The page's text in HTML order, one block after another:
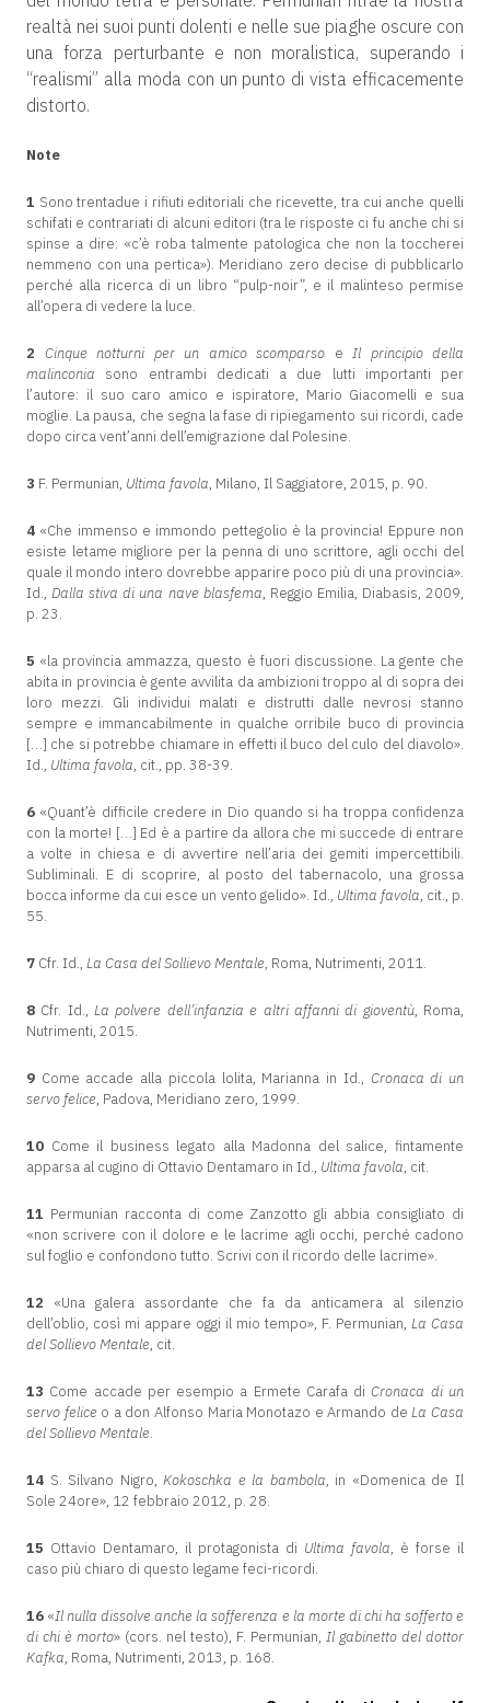
realtà nei suoi punti dolenti e nelle sue piaghe oscure con
una forza perturbante e non moralistica, superando i
“realismi” alla moda con un punto di vista efficacemente
distorto.
Note
1 Sono trentadue i rifiuti editoriali che ricevette, tra cui anche quelli
schifati e contrariati di alcuni editori (tra le risposte ci fu anche chi si
spinse a dire: «c’è roba talmente patologica che non la toccherei
nemmeno con una pertica»). Meridiano zero decise di pubblicarlo
perché alla ricerca di un libro “pulp-noir”, e il malinteso permise
all’opera di vedere la luce.
2 Cinque notturni per un amico scomparso e Il principio della
malinconia sono entrambi dedicati a due lutti importanti per
l’autore: il suo caro amico e ispiratore, Mario Giacomelli e sua
moglie. La pausa, che segna la fase di ripiegamento sui ricordi, cade
dopo circa vent’anni dell’emigrazione dal Polesine.
3 F. Permunian, Ultima favola, Milano, Il Saggiatore, 2015, p. 90.
4 «Che immenso e immondo pettegolio è la provincia! Eppure non
esiste letame migliore per la penna di uno scrittore, agli occhi del
quale il mondo intero dovrebbe apparire poco più di una provincia».
Id.,Dalla stiva di una nave blasfema, Reggio Emilia, Diabasis, 2009,
p. 23.
5 «la provincia ammazza, questo è fuori discussione. La gente che
abita in provincia è gente avvilita da ambizioni troppo al di sopra dei
loro mezzi. Gli individui malati e distrutti dalle nevrosi stanno
sempre e immancabilmente in qualche orribile buco di provincia
[…] che si potrebbe chiamare in effetti il buco del culo del diavolo».
Id., Ultima favola, cit., pp. 38-39.
6 «Quant’è difficile credere in Dio quando si ha troppa confidenza
con la morte! […] Ed è a partire da allora che mi succede di entrare
a volte in chiesa e di avvertire nell’aria dei gemiti impercettibili.
Subliminali. E di scoprire, al posto del tabernacolo, una grossa
bocca informe da cui esce un vento gelido». Id., Ultima favola, cit., p.
55.
7 Cfr. Id., La Casa del Sollievo Mentale, Roma, Nutrimenti, 2011.
8 Cfr. Id.,La polvere dell’infanzia e altri affanni di gioventù, Roma,
Nutrimenti, 2015.
9 Come accade alla piccola lolita, Marianna in Id., Cronaca di un
servo felice, Padova, Meridiano zero, 1999.
10 Come il business legato alla Madonna del salice, fintamente
apparsa al cugino di Ottavio Dentamaro in Id., Ultima favola, cit.
11 Permunian racconta di come Zanzotto gli abbia consigliato di
«non scrivere con il dolore e le lacrime agli occhi, perché cadono
sul foglio e confondono tutto. Scrivi con il ricordo delle lacrime».
12 «Una galera assordante che fa da anticamera al silenzio
dell’oblio, così mi appare oggi il mio tempo», F. Permunian, La Casa
del Sollievo Mentale, cit.
13 Come accade per esempio a Ermete Carafa diCronaca di un
servo feliceo a don Alfonso Maria Monotazo e Armando deLa Casa
del Sollievo Mentale.
14 S. Silvano Nigro,Kokoschka e la bambola, in «Domenica de Il
Sole 24ore», 12 febbraio 2012, p. 28.
15 Ottavio Dentamaro, il protagonista di Ultima favola, è forse il
caso più chiaro di questo legame feci-ricordi.
16 «Il nulla dissolve anche la sofferenza e la morte di chi ha sofferto e
di chi è morto» (cors. nel testo), F. Permunian, Il gabinetto del dottor
Kafka, Roma, Nutrimenti, 2013, p. 168.